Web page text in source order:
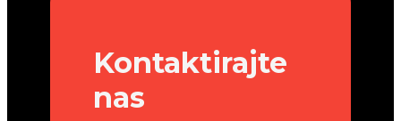
Kontaktirajte
nas